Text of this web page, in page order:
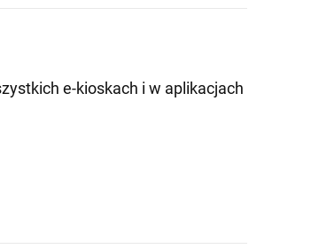
e-kioskach i w aplikacjach